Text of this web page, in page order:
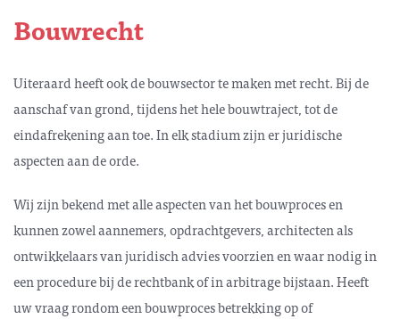
Bouwrecht
Uiteraard heeft ook de bouwsector te maken met recht. Bij de
aanschaf van grond, tijdens het hele bouwtraject, tot de
eindafrekening aan toe. In elk stadium zijn er juridische
aspecten aan de orde.
Wij zijn bekend met alle aspecten van het bouwproces en
kunnen zowel aannemers, opdrachtgevers, architecten als
ontwikkelaars van juridisch advies voorzien en waar nodig in
een procedure bij de rechtbank of in arbitrage bijstaan. Heeft
uw vraag rondom een bouwproces betrekking op of